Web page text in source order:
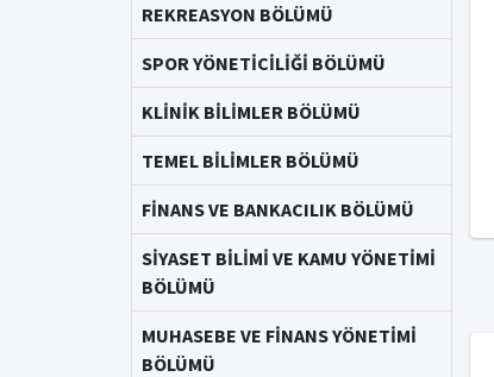
REKREASYON BÖLÜMÜ
SPOR YÖNETİCİLİĞİ BÖLÜMÜ
KLİNİK BİLİMLER BÖLÜMÜ
TEMEL BİLİMLER BÖLÜMÜ
FİNANS VE BANKACILIK BÖLÜMÜ
SİYASET BİLİMİ VE KAMU YÖNETİMİ
BÖLÜMÜ
MUHASEBE VE FİNANS YÖNETİMİ
BÖLÜMÜ